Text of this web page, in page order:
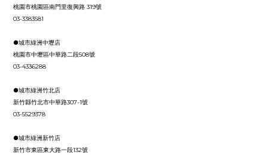
桃園市桃園區南門里復興路 319號
03-3383581
●城市綠洲中壢店
桃園市中壢區中華路二段508號
03-4336288
●城市綠洲竹北店
新竹縣竹北市中華路307-1號
03-5529378
●城市綠洲新竹店
新竹市東區東大路一段132號